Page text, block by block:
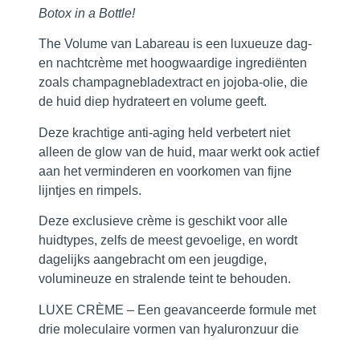
Botox in a Bottle!
The Volume van Labareau is een luxueuze dag-
en nachtcrème met hoogwaardige ingrediënten
zoals champagnebladextract en jojoba-olie, die
de huid diep hydrateert en volume geeft.
Deze krachtige anti-aging held verbetert niet
alleen de glow van de huid, maar werkt ook actief
aan het verminderen en voorkomen van fijne
lijntjes en rimpels.
Deze exclusieve crème is geschikt voor alle
huidtypes, zelfs de meest gevoelige, en wordt
dagelijks aangebracht om een ​​jeugdige,
volumineuze en stralende teint te behouden.
LUXE CRÈME – Een geavanceerde formule met
drie moleculaire vormen van hyaluronzuur die